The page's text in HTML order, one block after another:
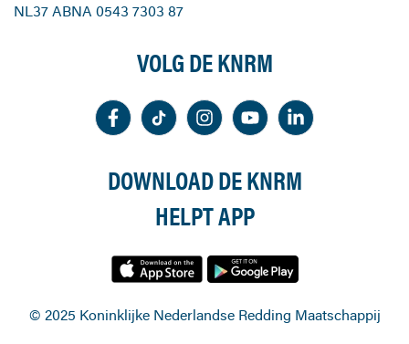
NL37 ABNA 0543 7303 87
VOLG DE KNRM
DOWNLOAD DE KNRM
HELPT APP
© 2025 Koninklijke Nederlandse Redding Maatschappij